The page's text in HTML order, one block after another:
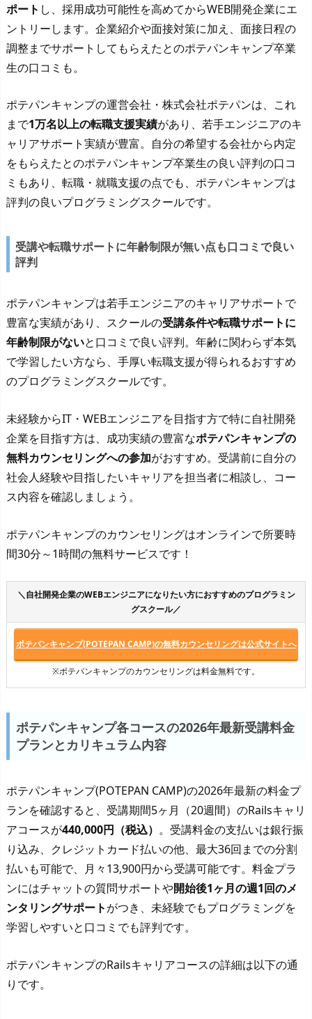
ポート し、採用成功可能性を高めてからWEB開発企業にエ
ントリーします。企業紹介や面接対策に加え、面接日程の
調整までサポートしてもらえたとのポテパンキャンプ卒業
生の口コミも。
ポテパンキャンプの運営会社・株式会社ポテパンは、これ
まで1万名以上の転職支援実績があり、若手エンジニアのキ
ャリアサポート実績が豊富。自分の希望する会社から内定
をもらえたとのポテパンキャンプ卒業生の良い評判の口コ
ミもあり、転職・就職支援の点でも、ポテパンキャンプは
評判の良いプログラミングスクールです。
受講や転職サポートに年齢制限が無い点も口コミで良い
評判
ポテパンキャンプは若手エンジニアのキャリアサポートで
豊富な実績があり、スクールの受講条件や転職サポートに
年齢制限がないと口コミで良い評判。年齢に関わらず本気
で学習したい方なら、手厚い転職支援が得られるおすすめ
のプログラミングスクールです。
未経験からIT・WEBエンジニアを目指す方で特に自社開発
企業を目指す方は、成功実績の豊富なポテパンキャンプの
無料カウンセリングへの参加がおすすめ。受講前に自分の
社会人経験や目指したいキャリアを担当者に相談し、コー
ス内容を確認しましょう。
ポテパンキャンプのカウンセリングはオンラインで所要時
間30分～1時間の無料サービスです！
＼自社開発企業のWEBエンジニアになりたい方におすすめのプログラミン
グスクール／
ポテパンキャンプ(POTEPAN CAMP)の無料カウンセリングは公式サイトへ
※ポテパンキャンプのカウンセリングは料金無料です。
ポテパンキャンプ各コースの2026年最新受講料金
プランとカリキュラム内容
ポテパンキャンプ(POTEPAN CAMP)の2026年最新の料金プ
ランを確認すると、受講期間5ヶ月（20週間）のRailsキャリ
アコースが440,000円（税込） 。受講料金の支払いは銀行振
り込み、クレジットカード払いの他、最大36回までの分割
払いも可能で、月々13,900円から受講可能です。料金プラ
ンにはチャットの質問サポートや開始後1ヶ月の週1回のメ
ンタリングサポートがつき、未経験でもプログラミングを
学習しやすいと口コミでも評判です。
ポテパンキャンプのRailsキャリアコースの詳細は以下の通
りです。